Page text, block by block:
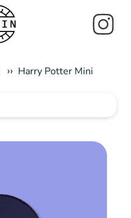
Harry Potter Mini